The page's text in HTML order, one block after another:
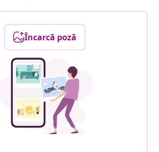
Încarcă poză